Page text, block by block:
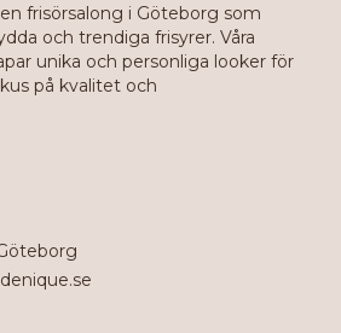
frisörsalong i Göteborg som
och trendiga frisyrer. Våra
unika och personliga looker för
på kvalitet och